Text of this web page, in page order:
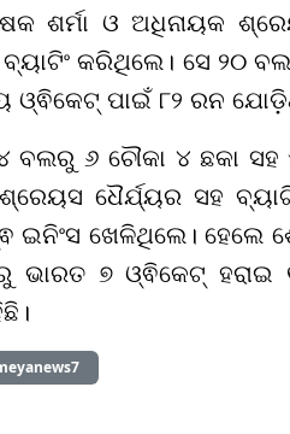
ଶର୍ମା ଓ ଅଧିନାୟକ
କରିଥିଲେ। ସେ ୨୦
ଓ୍ଵିକେଟ୍ ପାଇଁ ୮୨ ରନ
ବଲରୁ ୬ ଚୌକା ୪ ଛକା
ଧୈର୍ଯ୍ୟର ସହ
ଇନିଂସ ଖେଳିଥିଲେ। ହେଲେ
ଭାରତ ୭ ଓ୍ଵିକେଟ୍